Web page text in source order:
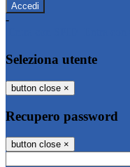
-
Seleziona utente
button close ×
Recupero password
button close ×